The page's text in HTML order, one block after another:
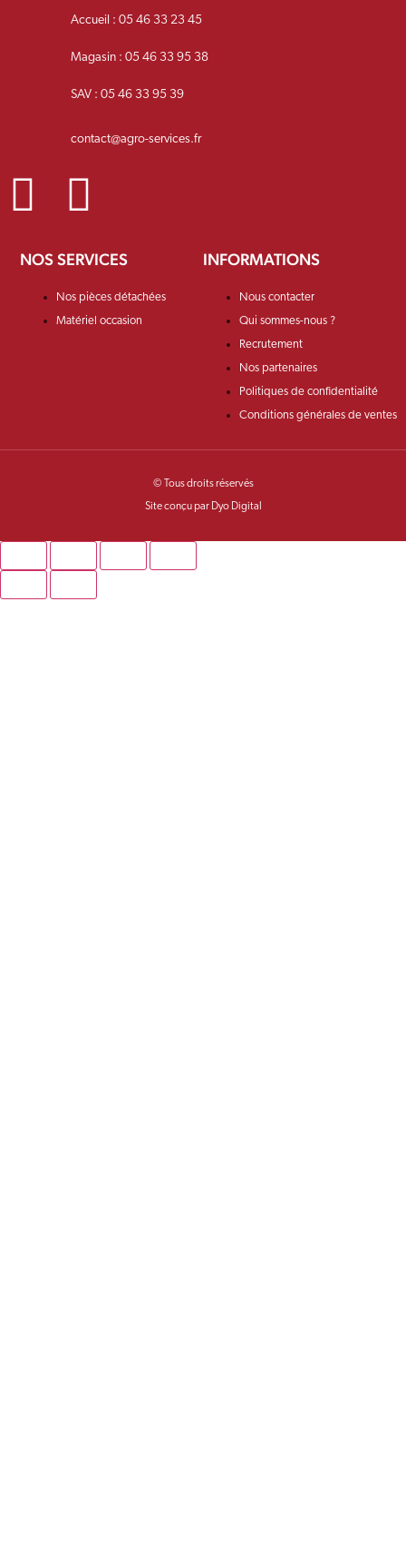
Accueil : 05 46 33 23 45
Magasin : 05 46 33 95 38
SAV : 05 46 33 95 39
contact@agro-services.fr
NOS SERVICES
Nos pièces détachées
Matériel occasion
INFORMATIONS
Nous contacter
Qui sommes-nous ?
Recrutement
Nos partenaires
Politiques de confidentialité
Conditions générales de ventes
© Tous droits réservés
Site conçu par Dyo Digital